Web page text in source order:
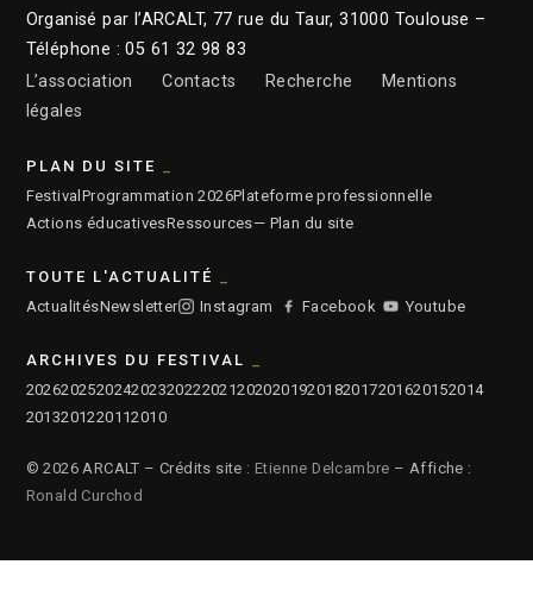
Organisé par l’ARCALT, 77 rue du Taur, 31000 Toulouse –
Téléphone : 05 61 32 98 83
L’association
Contacts Recherche
Mentions
légales
PLAN DU SITE
Festival Programmation 2026Plateforme professionnelle
Actions éducativesRessources— Plan du site
TOUTE L'ACTUALITÉ
ActualitésNewsletter Instagram Facebook Youtube
ARCHIVES DU FESTIVAL
2026202520242023202220212020201920182017201620152014
2013201220112010
© 2026 ARCALT – Crédits site : Etienne Delcambre – Affiche :
Ronald Curchod